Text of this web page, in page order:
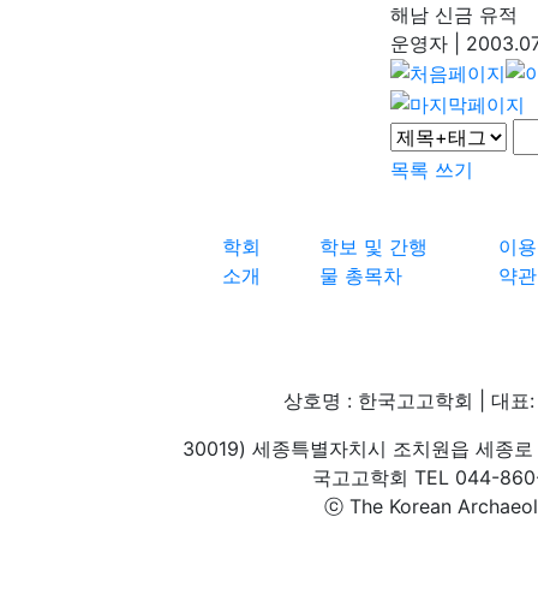
해남 신금 유적
운영자
목록 쓰기
학회
소개
학보 및 간행
물 총목차
이용
약관
상호명 : 한국고고학회 | 대
30019) 세종특별자치시 조치원읍 세종
국고고학회 TEL 044-
ⓒ The Korean